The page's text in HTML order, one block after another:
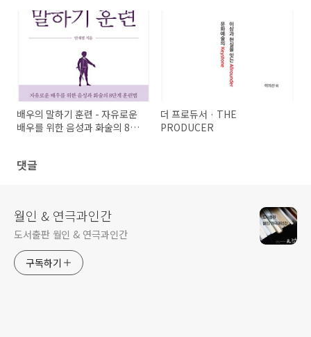
배우의 말하기 훈련 - 자유로운
배우를 위한 음성과 화술의 8단
더 프로듀서 · THE
PRODUCER
댓글
월인 & 연극과인간
도서출판 월인 & 연극과인간
구독하기